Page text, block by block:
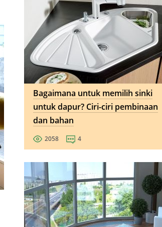
Bagaimana untuk memilih sinki
untuk dapur? Ciri-ciri pembinaan
dan bahan
2058 4